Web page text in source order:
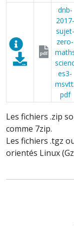
pdf
dnb-
2017-
sujet-
zero-
es3-
msvtt.
pdf
Les fichiers .zip
comme 7zip.
Les fichiers .tgz
orientés Linux